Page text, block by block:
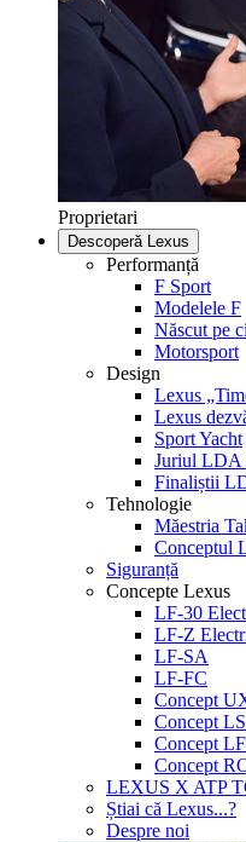
Proprietari
Descoperă Lexus
Performanță
F Sport
Modelele F
Născut pe
Motorsport
Design
Lexus
Lexus
Sport Yacht
Juriul LDA
Finaliștii
Tehnologie
Măestria
Conceptul
Siguranță
Concepte Lexus
LF-30
LF-Z
LF-SA
LF-FC
Concept
Concept
Concept
Concept
LEXUS X ATP
Știai că Lexus...?
Despre noi